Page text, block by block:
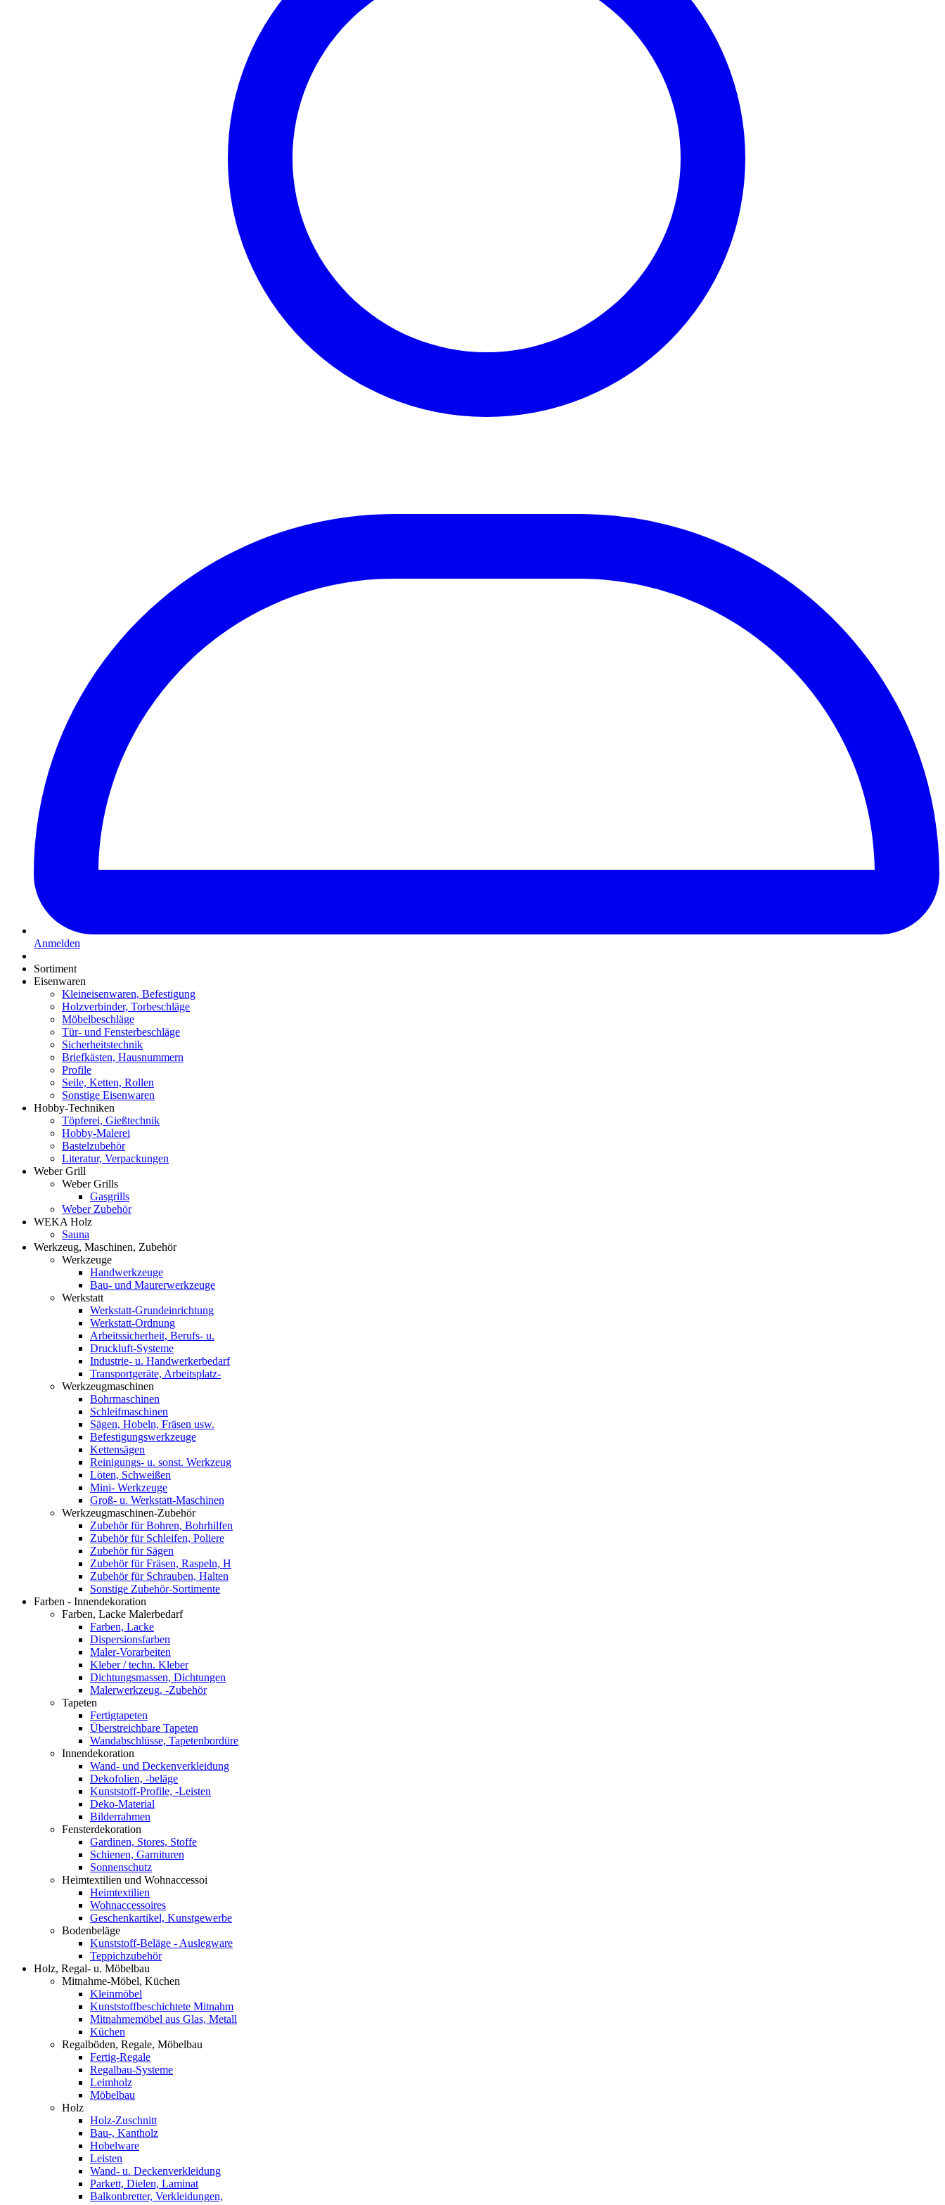
Anmelden
Sortiment
Eisenwaren
Kleineisenwaren, Befestigung
Holzverbinder, Torbeschläge
Möbelbeschläge
Tür- und Fensterbeschläge
Sicherheitstechnik
Briefkästen, Hausnummern
Profile
Seile, Ketten, Rollen
Sonstige Eisenwaren
Hobby-Techniken
Töpferei, Gießtechnik
Hobby-Malerei
Bastelzubehör
Literatur, Verpackungen
Weber Grill
Weber Grills
Gasgrills
Weber Zubehör
WEKA Holz
Sauna
Werkzeug, Maschinen, Zubehör
Werkzeuge
Handwerkzeuge
Bau- und Maurerwerkzeuge
Werkstatt
Werkstatt-Grundeinrichtung
Werkstatt-Ordnung
Arbeitssicherheit, Berufs- u.
Druckluft-Systeme
Industrie- u. Handwerkerbedarf
Transportgeräte, Arbeitsplatz-
Werkzeugmaschinen
Bohrmaschinen
Schleifmaschinen
Sägen, Hobeln, Fräsen usw.
Befestigungswerkzeuge
Kettensägen
Reinigungs- u. sonst. Werkzeug
Löten, Schweißen
Mini- Werkzeuge
Groß- u. Werkstatt-Maschinen
Werkzeugmaschinen-Zubehör
Zubehör für Bohren, Bohrhilfen
Zubehör für Schleifen, Poliere
Zubehör für Sägen
Zubehör für Fräsen, Raspeln, H
Zubehör für Schrauben, Halten
Sonstige Zubehör-Sortimente
Farben - Innendekoration
Farben, Lacke Malerbedarf
Farben, Lacke
Dispersionsfarben
Maler-Vorarbeiten
Kleber / techn. Kleber
Dichtungsmassen, Dichtungen
Malerwerkzeug, -Zubehör
Tapeten
Fertigtapeten
Überstreichbare Tapeten
Wandabschlüsse, Tapetenbordüre
Innendekoration
Wand- und Deckenverkleidung
Dekofolien, -beläge
Kunststoff-Profile, -Leisten
Deko-Material
Bilderrahmen
Fensterdekoration
Gardinen, Stores, Stoffe
Schienen, Garnituren
Sonnenschutz
Heimtextilien und Wohnaccessoi
Heimtextilien
Wohnaccessoires
Geschenkartikel, Kunstgewerbe
Bodenbeläge
Kunststoff-Beläge - Auslegware
Teppichzubehör
Holz, Regal- u. Möbelbau
Mitnahme-Möbel, Küchen
Kleinmöbel
Kunststoffbeschichtete Mitnahm
Mitnahmemöbel aus Glas, Metall
Küchen
Regalböden, Regale, Möbelbau
Fertig-Regale
Regalbau-Systeme
Leimholz
Möbelbau
Holz
Holz-Zuschnitt
Bau-, Kantholz
Hobelware
Leisten
Wand- u. Deckenverkleidung
Parkett, Dielen, Laminat
Balkonbretter, Verkleidungen,